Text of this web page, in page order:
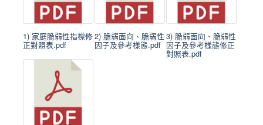
1) 家庭脆弱性指標修
正對照表.pdf
2) 脆弱面向、脆弱性
因子及參考樣態.pdf
3) 脆弱面向、脆弱性
因子及參考樣態修正
對照表.pdf